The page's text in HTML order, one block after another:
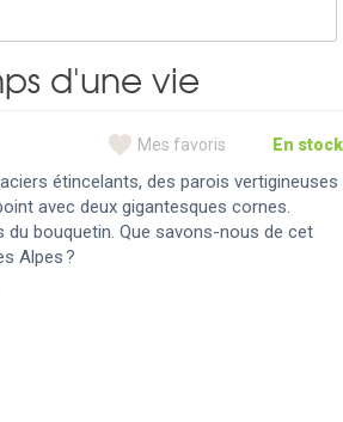
d'une vie
Mes favoris En stock
étincelants, des parois vertigineuses
avec deux gigantesques cornes.
du bouquetin. Que savons-nous de cet
Alpes ?